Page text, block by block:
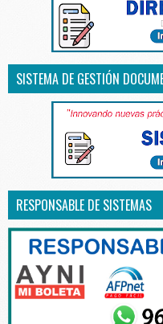
SISTEMA DE GESTIÓN
RESPONSABLE DE SISTEMAS